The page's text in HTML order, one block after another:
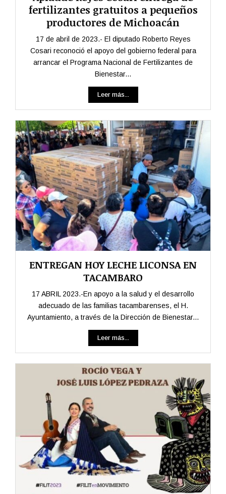
fertilizantes gratuitos a pequeños
productores de Michoacán
17 de abril de 2023.- El diputado Roberto Reyes
Cosari reconoció el apoyo del gobierno federal para
arrancar el Programa Nacional de Fertilizantes de
Bienestar...
Leer más...
ENTREGAN HOY LECHE LICONSA EN
TACAMBARO
17 ABRIL 2023.-En apoyo a la salud y el desarrollo
adecuado de las familias tacambarenses, el H.
Ayuntamiento, a través de la Dirección de Bienestar...
Leer más...